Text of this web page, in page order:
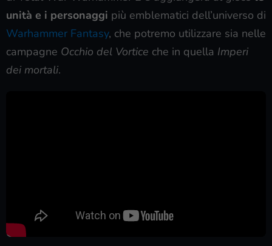
unità e i personaggi più emblematici dell’universo di
Warhammer Fantasy, che potremo utilizzare sia nelle
campagne Occhio del Vortice che in quella Imperi
dei mortali.